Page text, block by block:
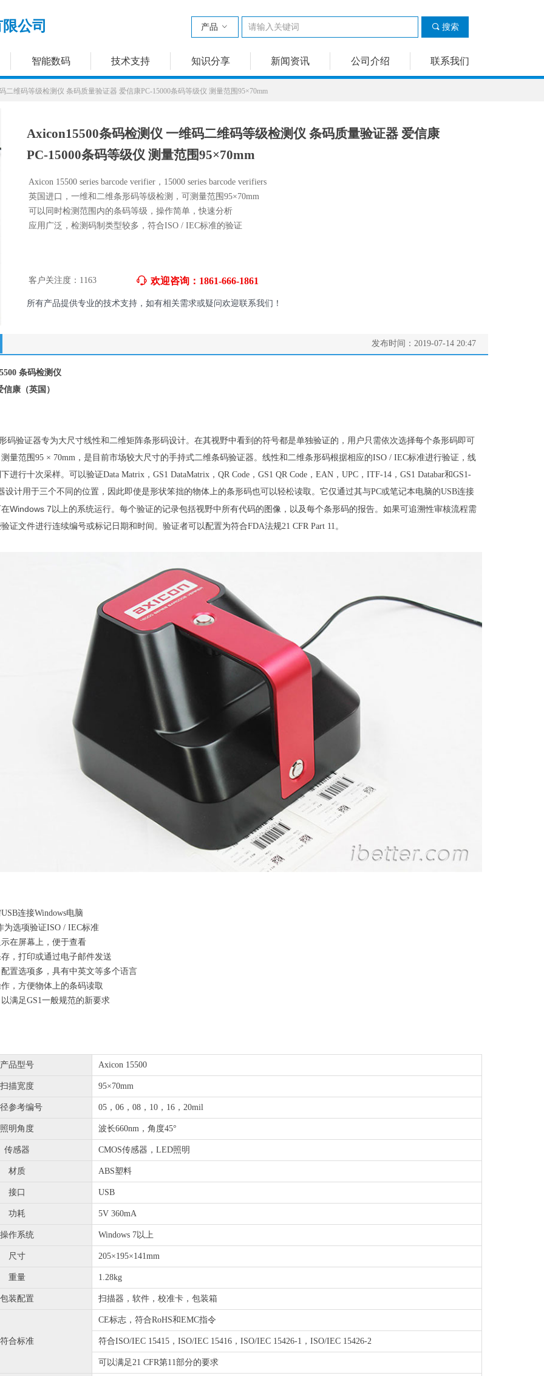
智能数码 技术支持 知识分享 新闻资讯 公司介绍 联系我们
끠 搜索
产品 ꀁ
公司
源比色灯
N7背景色
光源箱
二维码等级检测仪 条码质量验证器 爱信康PC-15000条码等级仪 测量范围95×70mm
客户关注度： 1163
Axicon 15500 series barcode verifier，15000 series barcode verifiers
英国进口，一维和二维条形码等级检测，可测量范围95×70mm
可以同时检测范围内的条码等级，操作简单，快速分析
应用广泛，检测码制类型较多，符合ISO / IEC标准的验证
Axicon15500条码检测仪 一维码二维码等级检测仪 条码质量验证器 爱信康
PC-15000条码等级仪 测量范围95×70mm
条码检测仪
康（英国）
码验证器专为大尺寸线性和二维矩阵条形码设计。在其视野中看到的符号都是单独验证的，用户只需依次选择每个条形码即可
量范围95 × 70mm，是目前市场较大尺寸的手持式二维条码验证器。线性和二维条形码根据相应的ISO / IEC标准进行验证，线
进行十次采样。可以验证Data Matrix，GS1 DataMatrix，QR Code，GS1 QR Code，EAN，UPC，ITF-14，GS1 Databar和GS1-
设计用于三个不同的位置，因此即使是形状笨拙的物体上的条形码也可以轻松读取。它仅通过其与PC或笔记本电脑的USB连接
Windows 7以上的系统运行。 每个验证的记录包括视野中所有代码的图像，以及每个条形码的报告。如果可追溯性审核流程需
证文件进行连续编号或标记日期和时间。验证者可以配置为符合FDA法规21 CFR Part 11。
连接Windows电脑
为选项验证ISO / IEC标准
在屏幕上，便于查看
，打印或通过电子邮件发送
置选项多，具有中英文等多个语言
，方便物体上的条码读取
满足GS1一般规范的新要求
产品型号 Axicon 15500
扫描宽度 95×70mm
参考编号 05，06，08，10，16，20mil
照明角度 波长660nm，角度45°
传感器 CMOS传感器，LED照明
材质 ABS塑料
接口 USB
功耗 5V 360mA
操作系统 Windows 7以上
尺寸 205×195×141mm
重量 1.28kg
包装配置 扫描器，软件，校准卡，包装箱
符合标准
CE标志，符合RoHS和EMC指令
符合ISO/IEC 15415，ISO/IEC 15416，ISO/IEC 15426-1，ISO/IEC 15426-2
可以满足21 CFR第11部分的要求
发布时间： 2019-07-14 20:47
ꁱ 欢迎咨询：1861-666-1861
所有产品提供专业的技术支持，如有相关需求或疑问欢迎联系我们！